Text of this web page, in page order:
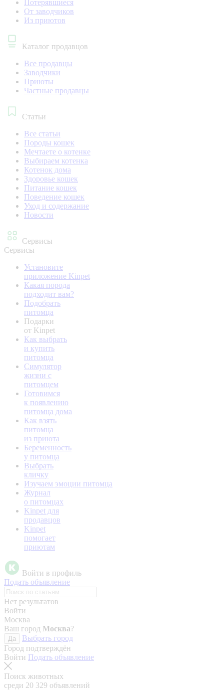
Потерявшиеся
От заводчиков
Из приютов
Каталог продавцов
Все продавцы
Заводчики
Приюты
Частные продавцы
Статьи
Все статьи
Породы кошек
Мечтаете о котенке
Выбираем котенка
Котенок дома
Здоровье кошек
Питание кошек
Поведение кошек
Уход и содержание
Новости
Сервисы
Сервисы
Установите
приложение Kinpet
Какая порода
подходит вам?
Подобрать
питомца
Подарки
от Kinpet
Как выбрать
и купить
питомца
Симулятор
жизни с
питомцем
Готовимся
к появлению
питомца дома
Как взять
питомца
из приюта
Беременность
у питомца
Выбрать
кличку
Изучаем эмоции питомца
Журнал
о питомцах
Kinpet для
продавцов
Kinpet
помогает
приютам
Войти в профиль
Подать объявление
Нет результатов
Войти
Москва
Ваш город Москва?
Да
Выбрать город
Город подтверждён
Войти Подать объявление
Поиск животных
среди 20 329 объявлений